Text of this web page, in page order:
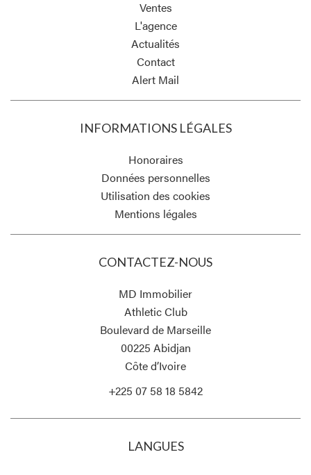
Ventes
L'agence
Actualités
Contact
Alert Mail
INFORMATIONS LÉGALES
Honoraires
Données personnelles
Utilisation des cookies
Mentions légales
CONTACTEZ-NOUS
MD Immobilier
Athletic Club
Boulevard de Marseille
00225 Abidjan
Côte d’Ivoire
+225 07 58 18 5842
LANGUES